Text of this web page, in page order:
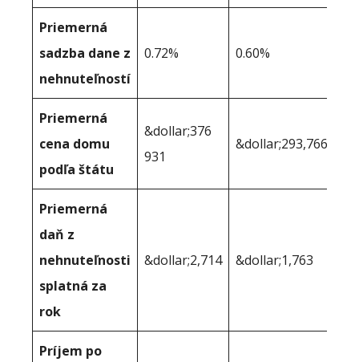
Priemerná
sadzba dane z
nehnuteľností
0.72% 0.60%
Priemerná
cena domu
podľa štátu
&dollar;376
931
&dollar;293,766
Priemerná
daň z
nehnuteľnosti
splatná za
rok
&dollar;2,714 &dollar;1,763
Príjem po